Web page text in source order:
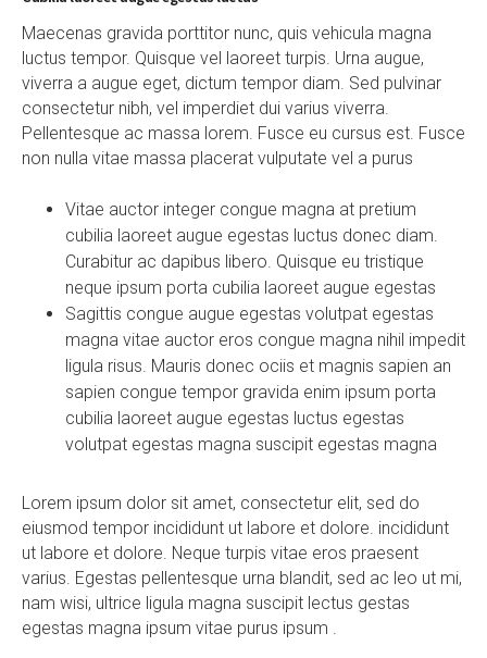
Maecenas gravida porttitor nunc, quis vehicula magna
luctus tempor. Quisque vel laoreet turpis. Urna augue,
viverra a augue eget, dictum tempor diam. Sed pulvinar
consectetur nibh, vel imperdiet dui varius viverra.
Pellentesque ac massa lorem. Fusce eu cursus est. Fusce
non nulla vitae massa placerat vulputate vel a purus
Vitae auctor integer congue magna at pretium
cubilia laoreet augue egestas luctus donec diam.
Curabitur ac dapibus libero. Quisque eu tristique
neque ipsum porta cubilia laoreet augue egestas
Sagittis congue augue egestas volutpat egestas
magna vitae auctor eros congue magna nihil impedit
ligula risus. Mauris donec ociis et magnis sapien an
sapien congue tempor gravida enim ipsum porta
cubilia laoreet augue egestas luctus egestas
volutpat egestas magna suscipit egestas magna
Lorem ipsum dolor sit amet, consectetur elit, sed do
eiusmod tempor incididunt ut labore et dolore. incididunt
ut labore et dolore. Neque turpis vitae eros praesent
varius. Egestas pellentesque urna blandit, sed ac leo ut mi,
nam wisi, ultrice ligula magna suscipit lectus gestas
egestas magna ipsum vitae purus ipsum .